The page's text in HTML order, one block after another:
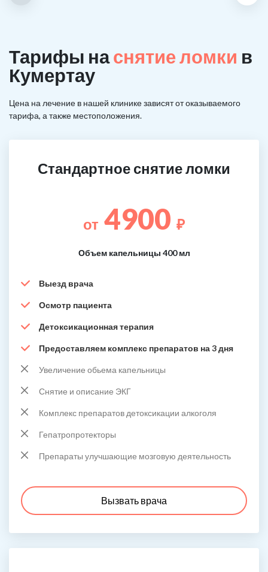
Тарифы наснятие ломки в
Кумертау
Цена на лечение в нашей клинике зависят от оказываемого
тарифа, а также местоположения.
Стандартное снятие ломки
от 4900 ₽
Объем капельницы 400 мл
Выезд врача
Осмотр пациента
Детоксикационная терапия
Предоставляем комплекс препаратов на 3 дня
Увеличение обьема капельницы
Снятие и описание ЭКГ
Комплекс препаратов детоксикации алкоголя
Гепатропротекторы
Препараты улучшающие мозговую деятельность
Вызвать врача